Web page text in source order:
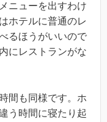
ニューを出すわけ
ホテルに普通のレ
るほうがいいので
にレストランがな
間も同様です。ホ
う時間に寝たり起